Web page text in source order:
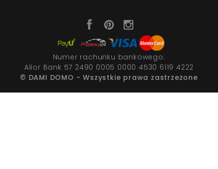
Numer rachunku bankowego:
Alior Bank 57 2490 0005 0000 4530 6119 4222
© DAMI DOMO - Wszystkie prawa zastrzeżone